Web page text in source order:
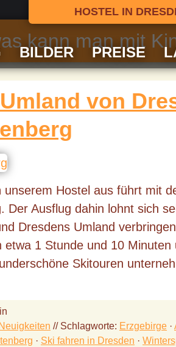
HOSTEL IN
BILDER PREISE
kann man mit
von
unserem Hostel aus führt mit
Der Ausflug dahin lohnt sich
Dresdens Umland
1 Stunde und 10 Minuten
Skitouren
Neuigkeiten // Schlagworte: Erzgebirge ·
· Ski fahren in Dresden ·